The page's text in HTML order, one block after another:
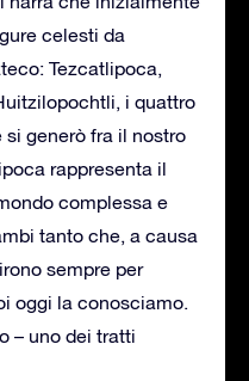
celesti da
Tezcatlipoca,
i quattro
generò fra il nostro
rappresenta il
complessa e
tanto che, a causa
sempre per
oggi la conosciamo.
– uno dei tratti